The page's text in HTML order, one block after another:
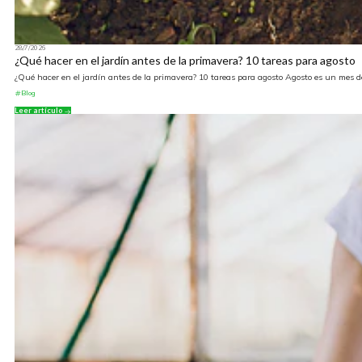
28/7/2026
¿Qué hacer en el jardín antes de la primavera? 10 tareas para agosto
¿Qué hacer en el jardín antes de la primavera? 10 tareas para agosto Agosto es un mes
Blog
Leer artículo